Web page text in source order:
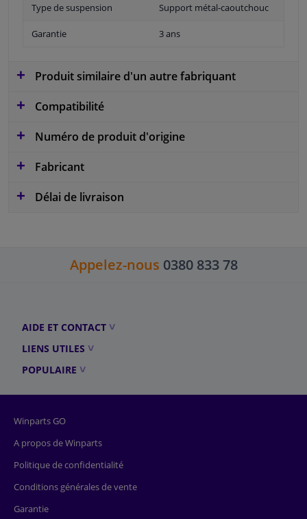
Type de suspension Support métal-caoutchouc
Garantie 3 ans
Produit similaire d'un autre fabriquant
Compatibilité
Numéro de produit d'origine
Fabricant
Délai de livraison
Appelez-nous 0380 833 78
AIDE ET CONTACT
LIENS UTILES
POPULAIRE
Winparts GO
A propos de Winparts
Politique de confidentialité
Conditions générales de vente
Garantie